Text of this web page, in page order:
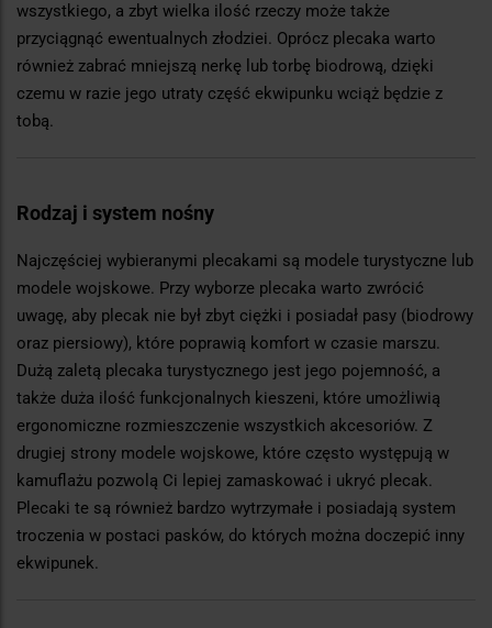
wszystkiego, a zbyt wielka ilość rzeczy może także
przyciągnąć ewentualnych złodziei. Oprócz plecaka warto
również zabrać mniejszą nerkę lub torbę biodrową, dzięki
czemu w razie jego utraty część ekwipunku wciąż będzie z
tobą.
Rodzaj i system nośny
Najczęściej wybieranymi plecakami są modele turystyczne lub
modele wojskowe. Przy wyborze plecaka warto zwrócić
uwagę, aby plecak nie był zbyt ciężki i posiadał pasy (biodrowy
oraz piersiowy), które poprawią komfort w czasie marszu.
Dużą zaletą plecaka turystycznego jest jego pojemność, a
także duża ilość funkcjonalnych kieszeni, które umożliwią
ergonomiczne rozmieszczenie wszystkich akcesoriów. Z
drugiej strony modele wojskowe, które często występują w
kamuflażu pozwolą Ci lepiej zamaskować i ukryć plecak.
Plecaki te są również bardzo wytrzymałe i posiadają system
troczenia w postaci pasków, do których można doczepić inny
ekwipunek.